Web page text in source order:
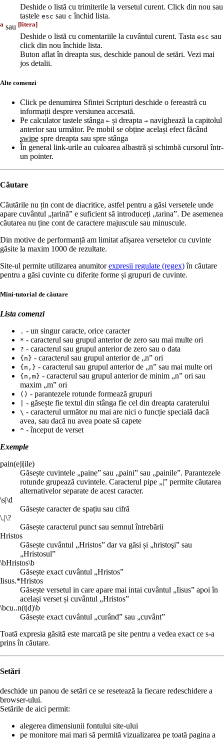
Deshide o listă cu trimiterile la versetul curent. Click din nou sau
tastele esc sau c închid lista.
a sau [litera]
Deshide o listă cu comentariile la cuvântul curent. Tasta esc sau
click din nou închide lista.
Buton aflat în dreapta sus, deschide panoul de setări. Vezi mai
jos detalii.
Alte comenzi
Click pe denumirea Sfintei Scripturi deschide o fereastră cu
informații despre versiunea accesată.
Pe calculator tastele stânga ← și dreapta → navighează la capitolul
anterior sau următor. Pe mobil se obține același efect făcând
swipe spre dreapta sau spre stânga
În general link-urile au culoarea albastră și schimbă cursorul într-
un pointer.
Căutare
Căutările nu țin cont de diacritice, astfel pentru a găsi versetele unde
apare cuvântul „țarină” e suficient să introduceți „tarina”. De asemenea
căutarea nu ține cont de caractere majuscule sau minuscule.
Din motive de performanță am limitat afișarea versetelor cu cuvinte
găsite la maxim 1000 de rezultate.
Site-ul permite utilizarea anumitorexpresii regulate (regex)în căutare
pentru a găsi cuvinte cu diferite forme și grupuri de cuvinte.
Mini-tutorial de căutare
Lista comenzi
. - un singur caracte, orice caracter
* - caracterul sau grupul anterior de zero sau mai multe ori
? - caracterul sau grupul anterior de zero sau o data
{n} - caracterul sau grupul anterior de „n” ori
{n,} - caracterul sau grupul anterior de „n” sau mai multe ori
{n,m} - caracterul sau grupul anterior de minim „n” ori sau
maxim „m” ori
() - parantezele rotunde formează grupuri
- găsește fie textul din stânga fie cel din dreapta caraterului
\ - caracterul următor nu mai are nici o funcție specială dacă
avea, sau dacă nu avea poate să capete
^ - început de verset
Exemple
pain(e|i|ile)
Găsește cuvintele „paine” sau „paini” sau „painile”. Parantezele
rotunde grupează cuvintele. Caracterul pipe „|” permite căutarea
alternativelor separate de acest caracter.
\s|\d
Găsește caracter de spațiu sau cifră
\.|\?
Găsește caracterul punct sau semnul întrebării
Hristos
Găsește cuvântul „Hristos” dar va găsi și „hristoşi” sau
„Hristosul”
\bHristos\b
Găsește exact cuvântul „Hristos”
Iisus.*Hristos
Găsește versetul in care apare mai intai cuvântul „Iisus” apoi în
același verset și cuvântul „Hristos”
\bcu..n(t|d)\b
Găsește exact cuvântul „curând” sau „cuvânt”
Toată expresia găsită este marcată pe site pentru a vedea exact ce s-a
prins în căutare.
Setări
deschide un panou de setări ce se resetează la fiecare redeschidere a
browser-ului.
Setările de aici permit:
alegerea dimensiunii fontului site-ului
pe monitore mai mari să permită vizualizarea pe toată pagina a